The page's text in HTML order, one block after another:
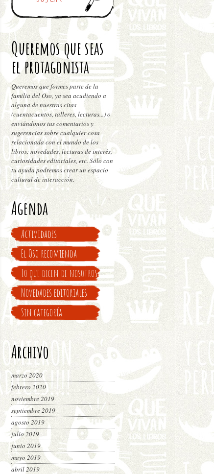
Queremos que seas
el protagonista
Queremos que formes parte de la
familia del Oso, ya sea acudiendo a
alguna de nuestras citas
(cuentacuentos, talleres, lecturas...) o
enviándonos tus comentarios y
sugerencias sobre cualquier cosa
relacionada con el mundo de los
libros: novedades, lecturas de interés,
curiosidades editoriales, etc. Sólo con
tu ayuda podremos crear un espacio
cultural de interacción.
Agenda
Actividades
El Oso recomienda
Lo que dicen de nosotros
Novedades editoriales
Sin categoría
Archivo
marzo 2020
febrero 2020
noviembre 2019
septiembre 2019
agosto 2019
julio 2019
junio 2019
mayo 2019
abril 2019